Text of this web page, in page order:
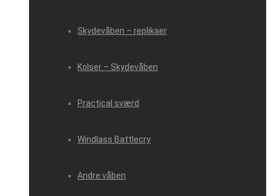
Skydevåben – replikaer
Kolser – Skydevåben
Practical sværd
Windlass Battlecry
Andre våben